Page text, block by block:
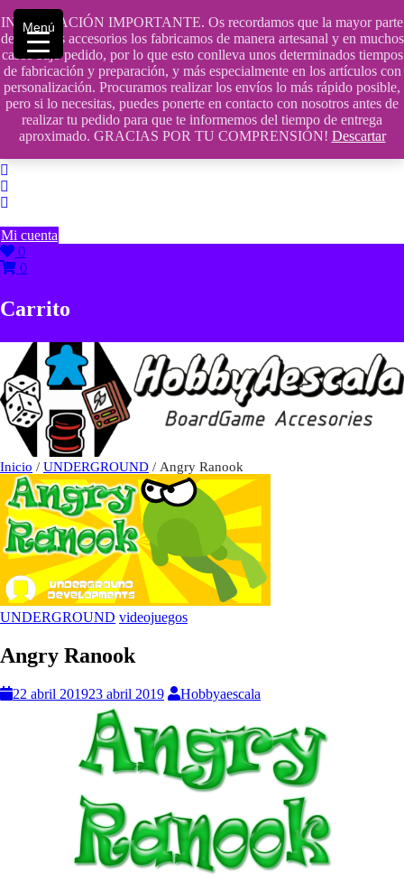
INFORMACIÓN IMPORTANTE. Os recordamos que la mayor parte
de nuestros accesorios los fabricamos de manera artesanal y en muchos
casos bajo pedido, por lo que esto conlleva unos determinados tiempos
de fabricación y preparación, y más especialmente en los artículos con
personalización. Procuramos realizar los envíos lo más rápido posible,
pero si lo necesitas, puedes ponerte en contacto con nosotros antes de
realizar tu pedido para que te informemos del tiempo de entrega
aproximado. GRACIAS POR TU COMPRENSIÓN! Descartar
Saltar
contenido
609241475 SOLO DE 10:00 a 14:00
info@hobbyaescala.com
San Fernando de Henares
10:00 - 14:00
Mi cuenta
0
0
Carrito
Inicio / UNDERGROUND / Angry Ranook
UNDERGROUND videojuegos
Angry Ranook
22 abril 201923 abril 2019 Hobbyaescala
Menú